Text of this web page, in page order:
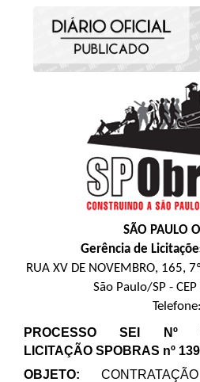
SÃO PAULO
Gerência de
RUA XV DE NOVEMBRO, 165,
São Paulo/SP -
Telefone:
PROCESSO SEI Nº
LICITAÇÃO SPOBRAS nº
OBJETO: